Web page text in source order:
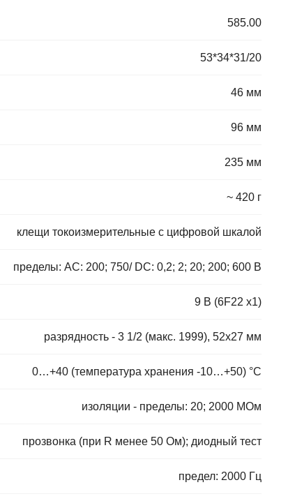
585.00
53*34*31/20
46 мм
96 мм
235 мм
~ 420 г
клещи токоизмерительные с цифровой шкалой
пределы: АС: 200; 750/ DC: 0,2; 2; 20; 200; 600 В
9 В (6F22 x1)
разрядность - 3 1/2 (макс. 1999), 52x27 мм
0…+40 (температура хранения -10…+50) °С
изоляции - пределы: 20; 2000 МОм
прозвонка (при R менее 50 Ом); диодный тест
предел: 2000 Гц